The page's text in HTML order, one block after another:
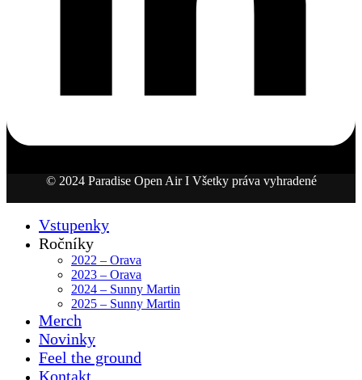
© 2024 Paradise Open Air I Všetky práva vyhradené
Vstupenky
Ročníky
2022 – Orava
2023 – Orava
2024 – Sunny Martin
2025 – Sunny Martin
Merch
Novinky
Feel the ground
Kontakt